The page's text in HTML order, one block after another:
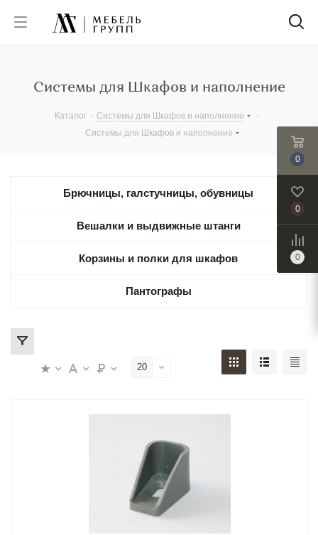
Системы для Шкафов и наполнение
Каталог - Системы для Шкафов и наполнение
-
Системы для Шкафов и наполнение
Брючницы, галстучницы, обувницы
Вешалки и выдвижные штанги
Корзины и полки для шкафов
Пантографы
20
0
0
0